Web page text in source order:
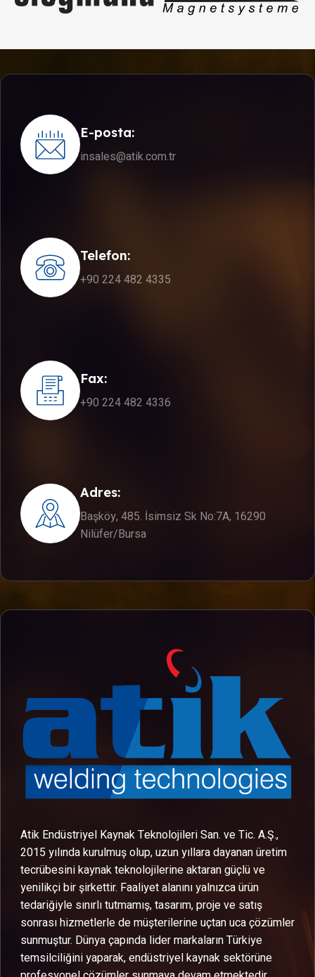
E-posta:
insales@atik.com.tr
Telefon:
+90 224 482 4335
Fax:
+90 224 482 4336
Adres:
Başköy, 485. İsimsiz Sk No:7A, 16290
Nilüfer/Bursa
Atik Endüstriyel Kaynak Teknolojileri San. ve Tic. A.Ş.,
2015 yılında kurulmuş olup, uzun yıllara dayanan üretim
tecrübesini kaynak teknolojilerine aktaran güçlü ve
yenilikçi bir şirkettir. Faaliyet alanını yalnızca ürün
tedariğiyle sınırlı tutmamış, tasarım, proje ve satış
sonrası hizmetlerle de müşterilerine uçtan uca çözümler
sunmuştur. Dünya çapında lider markaların Türkiye
temsilciliğini yaparak, endüstriyel kaynak sektörüne